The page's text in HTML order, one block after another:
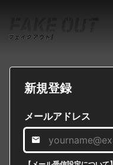
新規登録
メールアドレス